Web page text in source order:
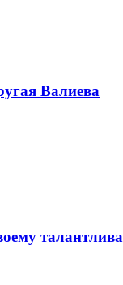
Валиева
талантлива